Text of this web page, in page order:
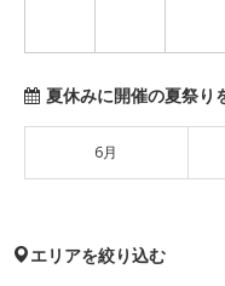
夏休みに開催の夏祭り
6月
エリアを絞り込む